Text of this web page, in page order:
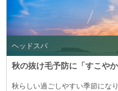
ヘッドスパ
秋の抜け毛予防に「すこや
秋らしい過ごしやすい季節にな